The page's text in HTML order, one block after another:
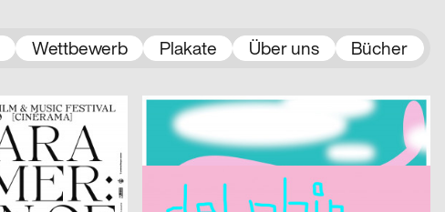
Wettbewerb Plakate Über uns Bücher
CH
2019
Niklas Berlec, Hahn Mark Julien
2019
Ten Years After – 10 Jahre Talentstiftung Henning Tögel
2019
Drasdos – Form Follows Us
Delphin Garage